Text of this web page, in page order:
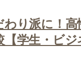
わり派に！高
【学生・ビジ